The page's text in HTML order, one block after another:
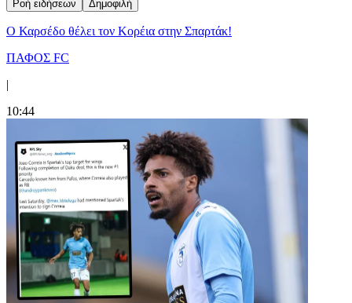
Ροή ειδήσεων Δημοφιλή
Ο Καρσέδο θέλει τον Κορέια στην Σπαρτάκ!
ΠΑΦΟΣ FC
|
10:44